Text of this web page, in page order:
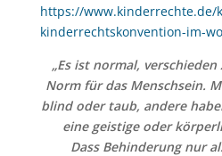
https://www.kinderrechte.de/
kinderrechtskonvention-im-
„Es ist normal,
Norm für das Menschsein.
blind oder taub, andere
eine geistige oder
Dass Behinderung nur